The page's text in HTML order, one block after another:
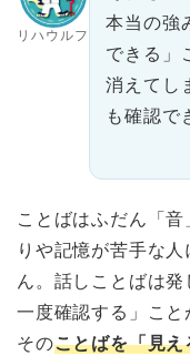
リハウルフ
本当の強
できる」
消えてし
も確認で
ことばはふだん「
りや記憶が苦手な
ん。話しことばは
一度確認する」こと
そのことばを「見